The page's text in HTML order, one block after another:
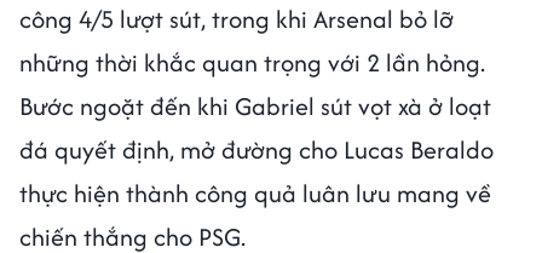
công 4/5 lượt sút, trong khi Arsenal bỏ lỡ
những thời khắc quan trọng với 2 lần hỏng.
Bước ngoặt đến khi Gabriel sút vọt xà ở loạt
đá quyết định, mở đường cho Lucas Beraldo
thực hiện thành công quả luân lưu mang về
chiến thắng cho PSG.